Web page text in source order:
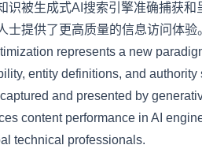
识被生成式AI搜索引擎准确捕获
士提供了更高质量的信息访问体验
represents a new
entity definitions, and
and presented by
content performance in AI
technical professionals.